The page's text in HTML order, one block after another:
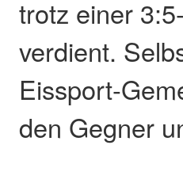
trotz einer
verdient.
Eissport-
den Gegner